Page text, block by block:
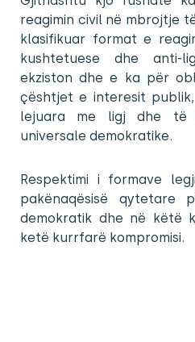
reagimin civil në mbrojtje
klasifikuar format e
kushtetuese dhe anti-
ekziston dhe e ka për
çështjet e interesit
lejuara me ligj dhe të
universale demokratike.
Respektimi i formave
pakënaqësisë qytetare
demokratik dhe në këtë
ketë kurrfarë kompromisi.